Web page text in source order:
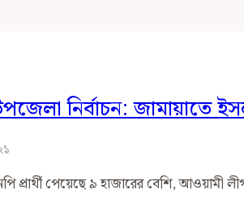
নির্বাচন: জামায়াতে
প্রার্থী পেয়েছে ৯ হাজারের বেশি, আওয়ামী